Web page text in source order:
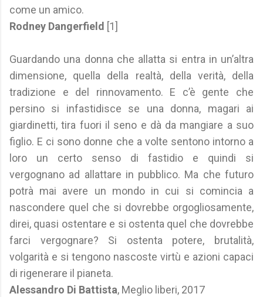
come un amico.
Rodney Dangerfield [1]
Guardando una donna che allatta si entra in un’altra
dimensione, quella della realtà, della verità, della
tradizione e del rinnovamento. E c’è gente che
persino si infastidisce se una donna, magari ai
giardinetti, tira fuori il seno e dà da mangiare a suo
figlio. E ci sono donne che a volte sentono intorno a
loro un certo senso di fastidio e quindi si
vergognano ad allattare in pubblico. Ma che futuro
potrà mai avere un mondo in cui si comincia a
nascondere quel che si dovrebbe orgogliosamente,
direi, quasi ostentare e si ostenta quel che dovrebbe
farci vergognare? Si ostenta potere, brutalità,
volgarità e si tengono nascoste virtù e azioni capaci
di rigenerare il pianeta.
Alessandro Di Battista, Meglio liberi, 2017